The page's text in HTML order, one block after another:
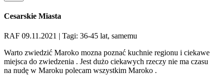
Cesarskie Miasta
RAF 09.11.2021 | Tagi: 36-45 lat, samemu
Warto zwiedzić Maroko mozna poznać kuchnie regionu i ciekawe
miejsca do zwiedzenia . Jest dużo ciekawych rzeczy nie ma czasu
na nudę w Maroku polecam wszystkim Maroko .